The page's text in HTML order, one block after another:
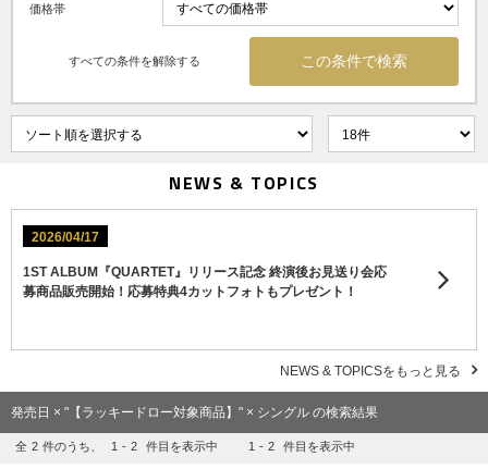
価格帯
すべての条件を解除する
NEWS & TOPICS
2026/04/17
1ST ALBUM『QUARTET』リリース記念 終演後お見送り会応
募商品販売開始！応募特典4カットフォトもプレゼント！
NEWS & TOPICSをもっと見る
発売日 × "【ラッキードロー対象商品】" × シングル の検索結果
全 2 件のうち、 1 - 2 件目を表示中 1 - 2 件目を表示中